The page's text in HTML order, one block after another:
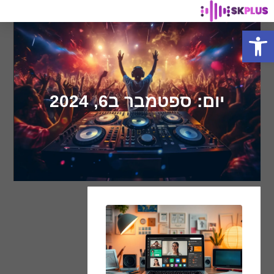
יום: ספטמבר ב6, 2024
פתח סרגל נגישות